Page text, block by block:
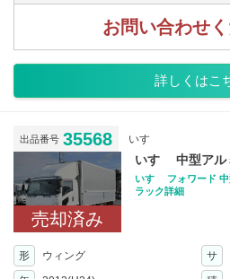
お問い合わせく
詳しくはこ
出品番号 35568 いすゞ
売却済み
いすゞ 中型ア
いすゞ フォワード
ラック詳細
形 ウィング サ